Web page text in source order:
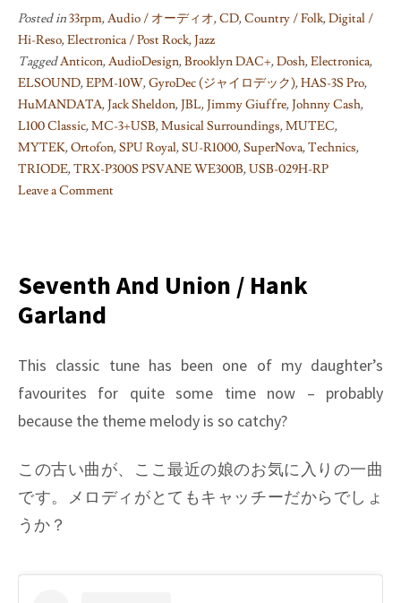
Posted in33rpm,Audio / オーディオ,CD,Country / Folk,Digital /
Hi-Reso,Electronica / Post Rock,Jazz
TaggedAnticon,AudioDesign,Brooklyn DAC+,Dosh,Electronica,
ELSOUND,EPM-10W,GyroDec (ジャイロデック),HAS-3S Pro,
HuMANDATA,Jack Sheldon,JBL,Jimmy Giuffre,Johnny Cash,
L100 Classic,MC-3+USB,Musical Surroundings,MUTEC,
MYTEK,Ortofon,SPU Royal,SU-R1000,SuperNova,Technics,
TRIODE,TRX-P300S PSVANE WE300B,USB-029H-RP
Leave a Comment
R1000
試
聴
#07/#08/#09/#10:
引
続
ア
ナ
グ
力
Seventh And Union / Hank
Garland
This classic tune has been one of my daughter’s
favourites for quite some time now – probably
because the theme melody is so catchy?
この古い曲が、ここ最近の娘のお気に入りの一曲
です。メロディがとてもキャッチーだからでしょ
うか？